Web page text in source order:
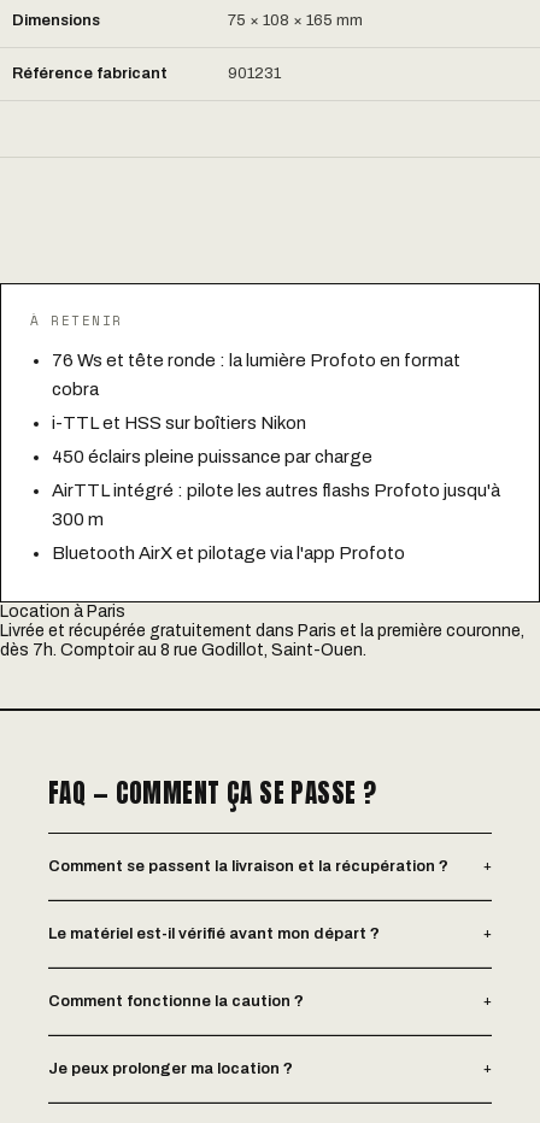
Dimensions 75 × 108 × 165 mm
Référence fabricant 901231
À RETENIR
76 Ws et tête ronde : la lumière Profoto en format
cobra
i-TTL et HSS sur boîtiers Nikon
450 éclairs pleine puissance par charge
AirTTL intégré : pilote les autres flashs Profoto jusqu'à
300 m
Bluetooth AirX et pilotage via l'app Profoto
Location à Paris
Livrée et récupérée gratuitement dans Paris et la première couronne,
dès 7h. Comptoir au 8 rue Godillot, Saint-Ouen.
FAQ — COMMENT ÇA SE PASSE ?
Comment se passent la livraison et la récupération ? +
Le matériel est-il vérifié avant mon départ ? +
Comment fonctionne la caution ? +
Je peux prolonger ma location ? +